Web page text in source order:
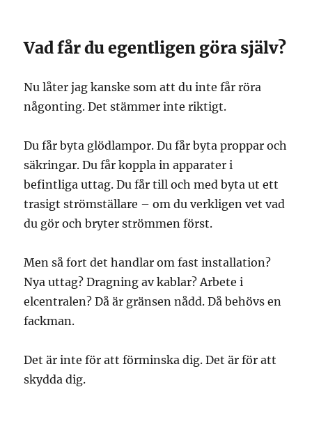
Vad får du egentligen göra själv?
Nu låter jag kanske som att du inte får röra
någonting. Det stämmer inte riktigt.
Du får byta glödlampor. Du får byta proppar och
säkringar. Du får koppla in apparater i
befintliga uttag. Du får till och med byta ut ett
trasigt strömställare – om du verkligen vet vad
du gör och bryter strömmen först.
Men så fort det handlar om fast installation?
Nya uttag? Dragning av kablar? Arbete i
elcentralen? Då är gränsen nådd. Då behövs en
fackman.
Det är inte för att förminska dig. Det är för att
skydda dig.